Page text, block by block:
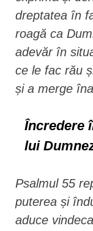
dreptatea în
roagă ca
adevăr în
ce le fac rău
și a merge
Încredere
lui
Psalmul 55
puterea și
aduce